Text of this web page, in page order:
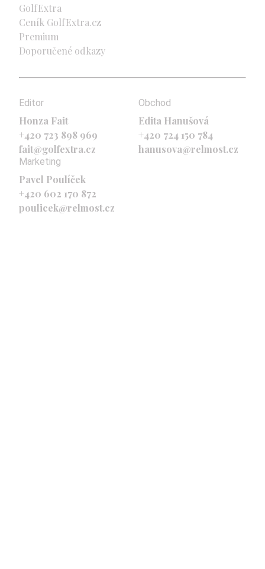
GolfExtra
Ceník GolfExtra.cz
Premium
Doporučené odkazy
Editor
Honza Fait
+420 723 898 969
fait@golfextra.cz
Obchod
Edita Hanušová
+420 724 150 784
hanusova@relmost.cz
Marketing
Pavel Poulíček
+420 602 170 872
poulicek@relmost.cz